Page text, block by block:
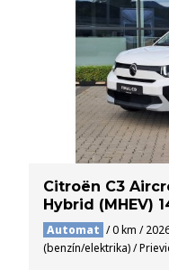
Citroën C3
Hybrid (MHEV)
Automat / 0 km /
(benzín/elektrika) /